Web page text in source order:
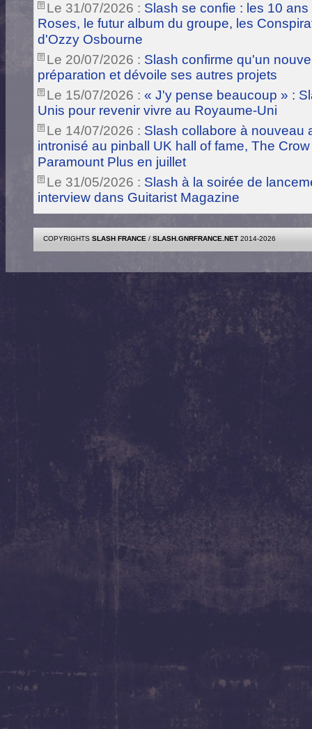
Le 31/07/2026 : Slash se confie : les 10
Roses, le futur album du groupe, les
d'Ozzy Osbourne
Le 20/07/2026 : Slash confirme qu'un
préparation et dévoile ses autres projets
Le 15/07/2026 : « J'y pense beaucoup » :
Unis pour revenir vivre au Royaume-Uni
Le 14/07/2026 : Slash collabore à nouveau
intronisé au pinball UK hall of fame, The
Paramount Plus en juillet
Le 31/05/2026 : Slash à la soirée de
interview dans Guitarist Magazine
COPYRIGHTS SLASH FRANCE / SLASH.GNRFRANCE.NET 2014-2026